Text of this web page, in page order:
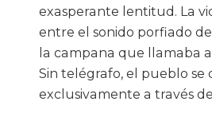
exasperante lentitud. La
entre el sonido porfiado
la campana que llamaba
Sin telégrafo, el pueblo se
exclusivamente a través